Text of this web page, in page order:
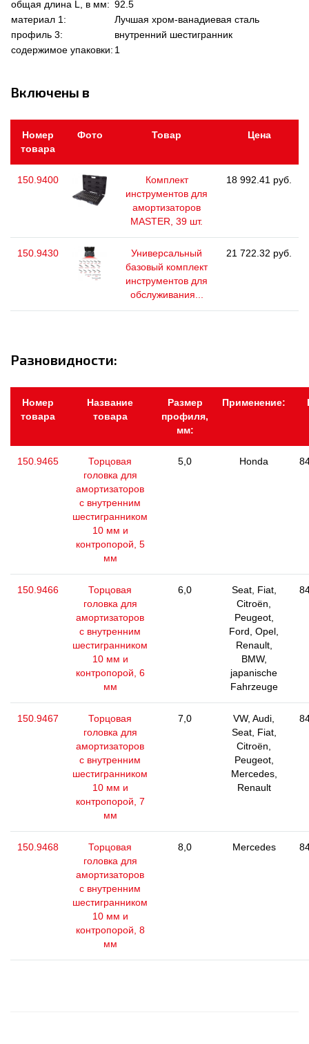
общая длина L, в мм: 92.5
материал 1:
Лучшая хром-ванадиевая сталь
профиль 3:
внутренний шестигранник
содержимое упаковки: 1
Включены в
Номер
товара
Фото Товар Цена
150.9400
Комплект
инструментов для
амортизаторов
MASTER, 39 шт.
18 992.41 руб.
150.9430
Универсальный
базовый комплект
инструментов для
обслуживания...
21 722.32 руб.
Разновидности:
Номер
товара
Название
товара
Размер
профиля,
мм:
Применение:
150.9465
Торцовая
головка для
амортизаторов
с внутренним
шестигранником
10 мм и
контропорой, 5
мм
5,0 Honda
150.9466
Торцовая
головка для
амортизаторов
с внутренним
шестигранником
10 мм и
контропорой, 6
мм
6,0
Seat, Fiat,
Citroën,
Peugeot,
Ford, Opel,
Renault,
BMW,
japanische
Fahrzeuge
150.9467
Торцовая
головка для
амортизаторов
с внутренним
шестигранником
10 мм и
контропорой, 7
мм
7,0
VW, Audi,
Seat, Fiat,
Citroën,
Peugeot,
Mercedes,
Renault
150.9468
Торцовая
головка для
амортизаторов
с внутренним
шестигранником
10 мм и
контропорой, 8
мм
8,0 Mercedes